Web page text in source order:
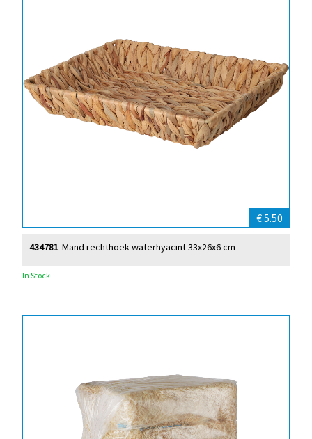
€ 5.50
Mand rechthoek waterhyacint 33x26x6 cm
434781
In Stock